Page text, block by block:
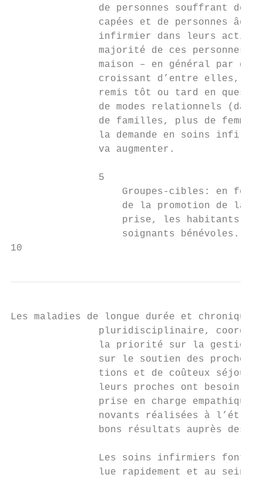
de personnes souffrant de
capées et de personnes
infirmier dans leurs
majorité de ces personnes
maison – en général par
croissant d’entre elles,
remis tôt ou tard en
de modes relationnels
de familles, plus de
la demande en soins
               va augmenter.
               5
Groupes-cibles: en
de la promotion de la
prise, les habitants
                   soignants bénévoles.
10
Les maladies de longue durée et
pluridisciplinaire,
la priorité sur la gestion
sur le soutien des
tions et de coûteux
leurs proches ont besoin
prise en charge
novants réalisées à
bons résultats auprès des
Les soins infirmiers font
lue rapidement et au sein